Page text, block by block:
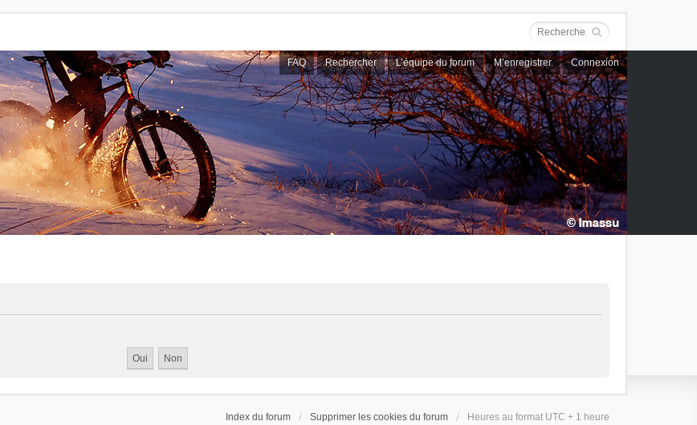
FAQ Rechercher L’équipe du forum M’enregistrer Connexion
Index du forum Supprimer les cookies du forum Heures au format UTC + 1 heure